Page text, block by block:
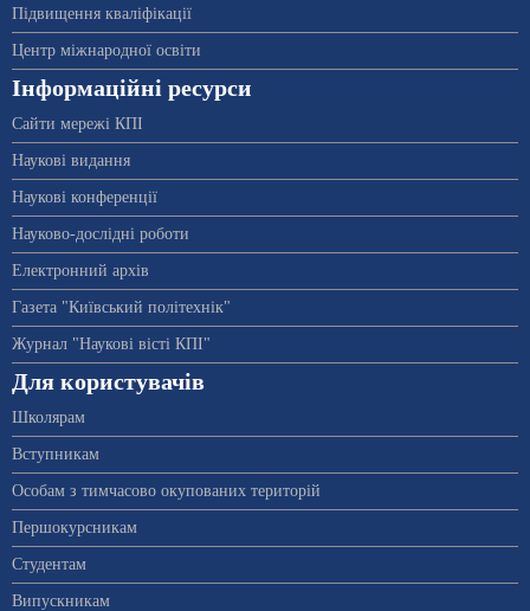
Підвищення кваліфікації
Центр міжнародної освіти
Інформаційні ресурси
Сайти мережі КПІ
Наукові видання
Наукові конференції
Науково-дослідні роботи
Електронний архів
Газета "Київський політехнік"
Журнал "Наукові вісті КПІ"
Для користувачів
Школярам
Вступникам
Особам з тимчасово окупованих територій
Першокурсникам
Студентам
Випускникам